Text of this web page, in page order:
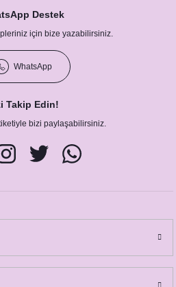
Destek
için bize yazabilirsiniz.
WhatsApp
Takip Edin!
bizi paylaşabilirsiniz.